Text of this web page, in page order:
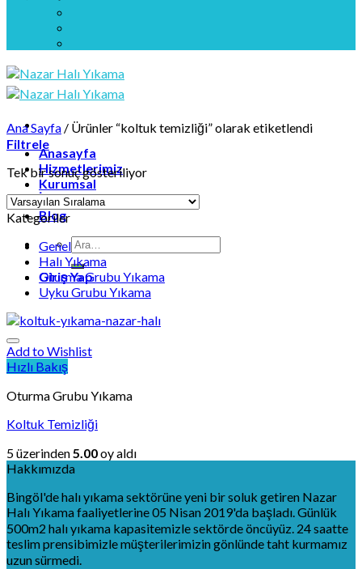
Anasayfa
Hizmetlerimiz
Kurumsal
İletişim
Blog
Ara:
Giriş Yap
Ana Sayfa / Ürünler “koltuk temizliği” olarak etiketlendi
Filtrele
Tek bir sonuç gösteriliyor
Kategoriler
Genel
Halı Yıkama
Oturma Grubu Yıkama
Uyku Grubu Yıkama
Add to Wishlist
Hızlı Bakış
Oturma Grubu Yıkama
Koltuk Temizliği
5 üzerinden5.00oy aldı
Hakkımızda
Bingöl'de halı yıkama sektörüne yeni bir soluk getiren Nazar
Halı Yıkama faaliyetlerine 05 Nisan 2019'da başladı. Günlük
500m2 halı yıkama kapasitemizle sektörde öncüyüz. 24 saatte
teslim prensibimizle müşterilerimizin gönlünde taht kurmamız
uzun sürmedi.